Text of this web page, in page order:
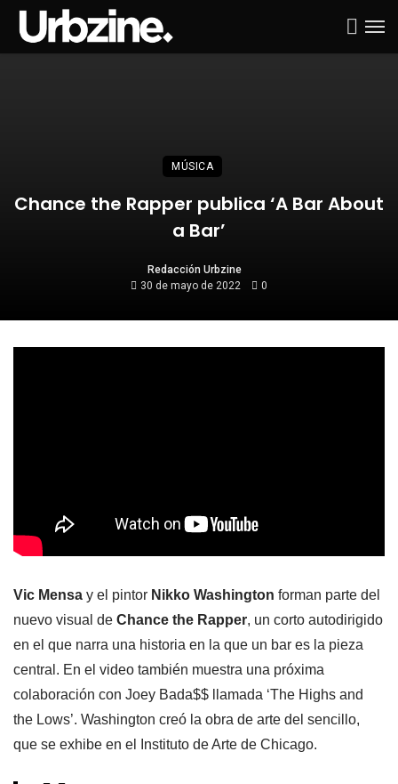
MÚSICA
Chance the Rapper publica ‘A Bar About
a Bar’
Redacción Urbzine
30 de mayo de 2022
0
Vic Mensa y el pintor Nikko Washington forman parte del
nuevo visual de Chance the Rapper, un corto autodirigido
en el que narra una historia en la que un bar es la pieza
central. En el video también muestra una próxima
colaboración con Joey Bada$$ llamada ‘The Highs and
the Lows’. Washington creó la obra de arte del sencillo,
que se exhibe en el Instituto de Arte de Chicago.